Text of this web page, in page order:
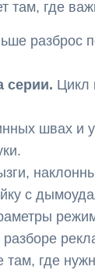
там, где
разброс
серии. Цикл
швах и
с
где